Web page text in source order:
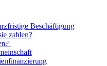
Beschäftigung
zahlen?